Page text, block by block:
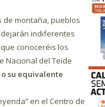
de montaña, pueblos
indiferentes
conoceréis los
Nacional del Teide
su equivalente
en el Centro de